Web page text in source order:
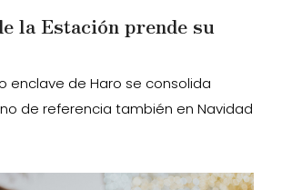
la Estación prende su
enclave de Haro se consolida
de referencia también en Navidad